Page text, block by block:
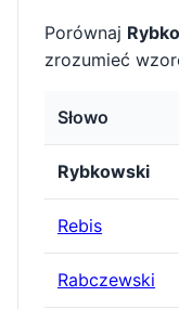
Porównaj
zrozumieć
Słowo
Rybkowski
Rebis
Rabczewski